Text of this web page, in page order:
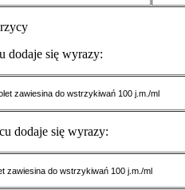
dodaje się wyrazy:
zawiesina do wstrzykiwań 100 j.m./ml
dodaje się wyrazy:
zawiesina do wstrzykiwań 100 j.m./ml